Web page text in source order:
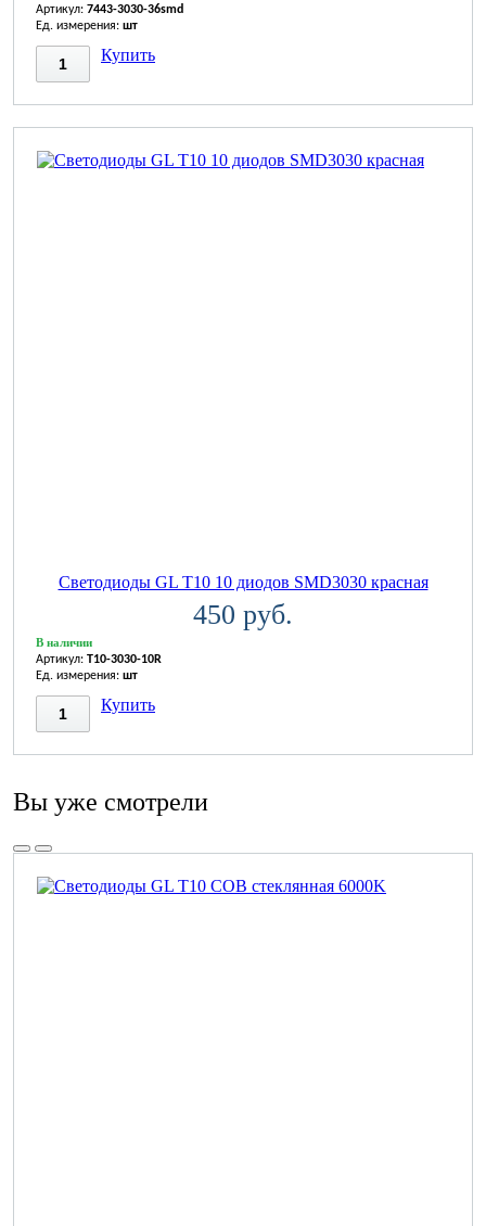
Артикул: 7443-3030-36smd
Ед. измерения: шт
Купить
Светодиоды GL T10 10 диодов SMD3030 красная
450 руб.
В наличии
Артикул: T10-3030-10R
Ед. измерения: шт
Купить
Вы уже смотрели